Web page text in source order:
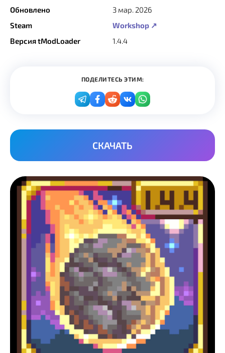
Обновлено
3 мар. 2026
Steam
Workshop ↗
Версия tModLoader
1.4.4
ПОДЕЛИТЕСЬ ЭТИМ:
СКАЧАТЬ